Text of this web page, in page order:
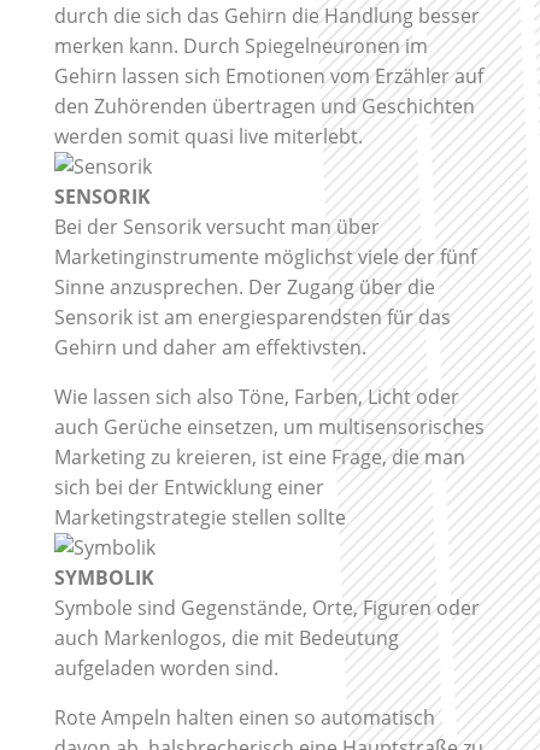
durch die sich das Gehirn die Handlung besser
merken kann. Durch Spiegelneuronen im
Gehirn lassen sich Emotionen vom Erzähler auf
den Zuhörenden übertragen und Geschichten
werden somit quasi live miterlebt.
SENSORIK
Bei der Sensorik versucht man über
Marketinginstrumente möglichst viele der fünf
Sinne anzusprechen. Der Zugang über die
Sensorik ist am energiesparendsten für das
Gehirn und daher am effektivsten.
Wie lassen sich also Töne, Farben, Licht oder
auch Gerüche einsetzen, um multisensorisches
Marketing zu kreieren, ist eine Frage, die man
sich bei der Entwicklung einer
Marketingstrategie stellen sollte
SYMBOLIK
Symbole sind Gegenstände, Orte, Figuren oder
auch Markenlogos, die mit Bedeutung
aufgeladen worden sind.
Rote Ampeln halten einen so automatisch